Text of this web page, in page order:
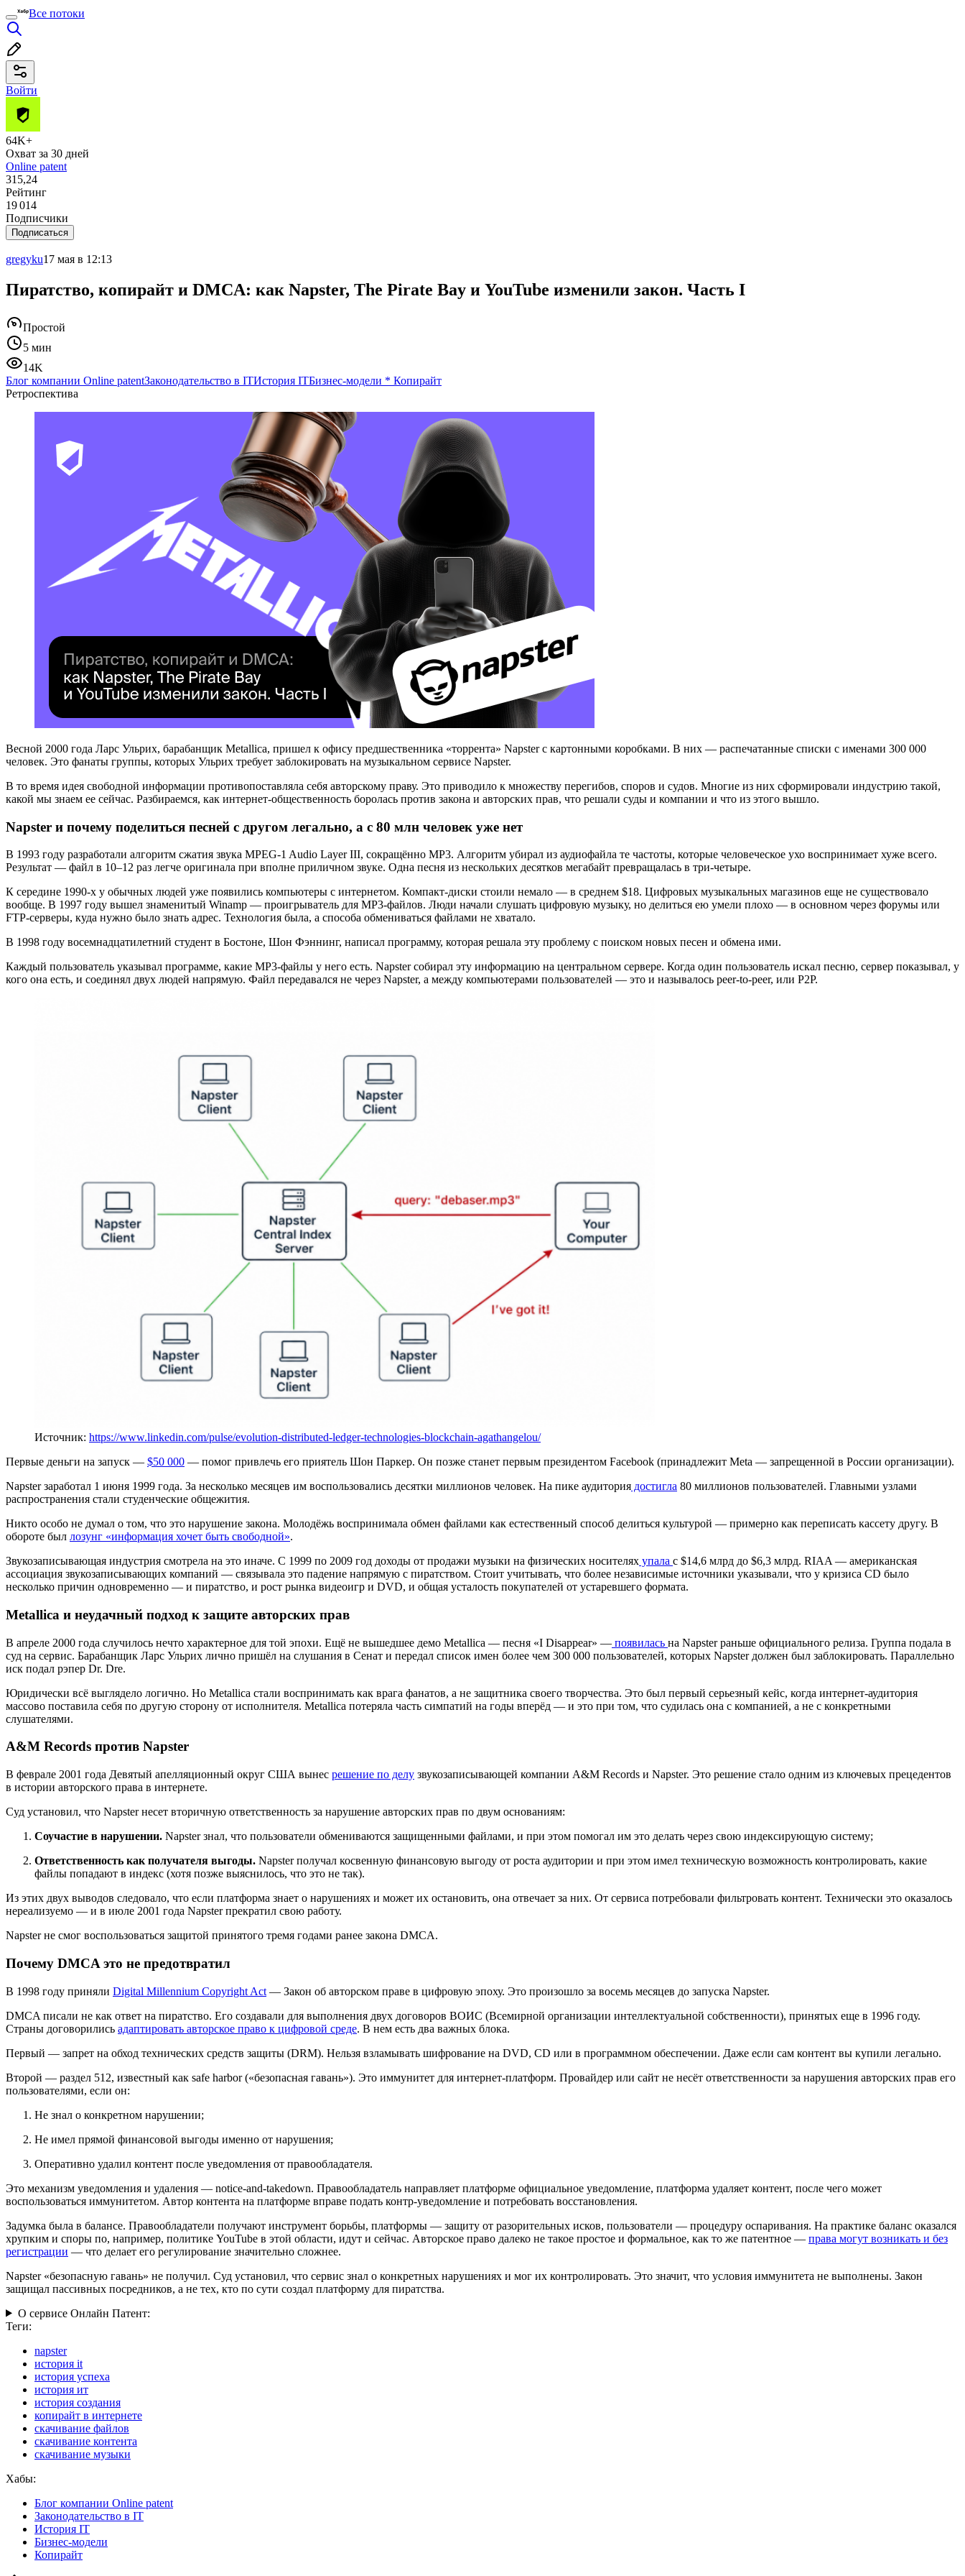
Все потоки
Войти
64K+
Охват за 30 дней
Online patent
315,24
Рейтинг
19 014
Подписчики
Подписаться
gregyku17 мая в 12:13
Пиратство, копирайт и DMCA: как Napster, The Pirate Bay и YouTube изменили закон. Часть I
Простой
5 мин
14K
Блог компании Online patentЗаконодательство в ITИстория ITБизнес-модели * Копирайт
Ретроспектива
Весной 2000 года Ларс Ульрих, барабанщик Metallica, пришел к офису предшественника «торрента» Napster с картонными коробками. В них — распечатанные списки с именами 300 000
человек. Это фанаты группы, которых Ульрих требует заблокировать на музыкальном сервисе Napster.
В то время идея свободной информации противопоставляла себя авторскому праву. Это приводило к множеству перегибов, споров и судов. Многие из них сформировали индустрию такой,
какой мы знаем ее сейчас. Разбираемся, как интернет-общественность боролась против закона и авторских прав, что решали суды и компании и что из этого вышло.
Napster и почему поделиться песней с другом легально, а с 80 млн человек уже нет
В 1993 году разработали алгоритм сжатия звука MPEG-1 Audio Layer III, сокращённо MP3. Алгоритм убирал из аудиофайла те частоты, которые человеческое ухо воспринимает хуже всего.
Результат — файл в 10–12 раз легче оригинала при вполне приличном звуке. Одна песня из нескольких десятков мегабайт превращалась в три-четыре.
К середине 1990-х у обычных людей уже появились компьютеры с интернетом. Компакт-диски стоили немало — в среднем $18. Цифровых музыкальных магазинов еще не существовало
вообще. В 1997 году вышел знаменитый Winamp — проигрыватель для MP3-файлов. Люди начали слушать цифровую музыку, но делиться ею умели плохо — в основном через форумы или
FTP-серверы, куда нужно было знать адрес. Технология была, а способа обмениваться файлами не хватало.
В 1998 году восемнадцатилетний студент в Бостоне, Шон Фэннинг, написал программу, которая решала эту проблему с поиском новых песен и обмена ими.
Каждый пользователь указывал программе, какие MP3-файлы у него есть. Napster собирал эту информацию на центральном сервере. Когда один пользователь искал песню, сервер показывал, у
кого она есть, и соединял двух людей напрямую. Файл передавался не через Napster, а между компьютерами пользователей — это и называлось peer-to-peer, или P2P.
Источник: https://www.linkedin.com/pulse/evolution-distributed-ledger-technologies-blockchain-agathangelou/
Первые деньги на запуск — $50 000 — помог привлечь его приятель Шон Паркер. Он позже станет первым президентом Facebook (принадлежит Meta — запрещенной в России организации).
Napster заработал 1 июня 1999 года. За несколько месяцев им воспользовались десятки миллионов человек. На пике аудитория достигла 80 миллионов пользователей. Главными узлами
распространения стали студенческие общежития.
Никто особо не думал о том, что это нарушение закона. Молодёжь воспринимала обмен файлами как естественный способ делиться культурой — примерно как переписать кассету другу. В
обороте был лозунг «информация хочет быть свободной».
Звукозаписывающая индустрия смотрела на это иначе. С 1999 по 2009 год доходы от продажи музыки на физических носителях упала с $14,6 млрд до $6,3 млрд. RIAA — американская
ассоциация звукозаписывающих компаний — связывала это падение напрямую с пиратством. Стоит учитывать, что более независимые источники указывали, что у кризиса CD было
несколько причин одновременно — и пиратство, и рост рынка видеоигр и DVD, и общая усталость покупателей от устаревшего формата.
Metallica и неудачный подход к защите авторских прав
В апреле 2000 года случилось нечто характерное для той эпохи. Ещё не вышедшее демо Metallica — песня «I Disappear» — появилась на Napster раньше официального релиза. Группа подала в
суд на сервис. Барабанщик Ларс Ульрих лично пришёл на слушания в Сенат и передал список имен более чем 300 000 пользователей, которых Napster должен был заблокировать. Параллельно
иск подал рэпер Dr. Dre.
Юридически всё выглядело логично. Но Metallica стали воспринимать как врага фанатов, а не защитника своего творчества. Это был первый серьезный кейс, когда интернет-аудитория
массово поставила себя по другую сторону от исполнителя. Metallica потеряла часть симпатий на годы вперёд — и это при том, что судилась она с компанией, а не с конкретными
слушателями.
A&M Records против Napster
В феврале 2001 года Девятый апелляционный округ США вынес решение по делу звукозаписывающей компании A&M Records и Napster. Это решение стало одним из ключевых прецедентов
в истории авторского права в интернете.
Суд установил, что Napster несет вторичную ответственность за нарушение авторских прав по двум основаниям:
Соучастие в нарушении. Napster знал, что пользователи обмениваются защищенными файлами, и при этом помогал им это делать через свою индексирующую систему;
Ответственность как получателя выгоды. Napster получал косвенную финансовую выгоду от роста аудитории и при этом имел техническую возможность контролировать, какие
файлы попадают в индекс (хотя позже выяснилось, что это не так).
Из этих двух выводов следовало, что если платформа знает о нарушениях и может их остановить, она отвечает за них. От сервиса потребовали фильтровать контент. Технически это оказалось
нереализуемо — и в июле 2001 года Napster прекратил свою работу.
Napster не смог воспользоваться защитой принятого тремя годами ранее закона DMCA.
Почему DMCA это не предотвратил
В 1998 году приняли Digital Millennium Copyright Act — Закон об авторском праве в цифровую эпоху. Это произошло за восемь месяцев до запуска Napster.
DMCA писали не как ответ на пиратство. Его создавали для выполнения двух договоров ВОИС (Всемирной организации интеллектуальной собственности), принятых еще в 1996 году.
Страны договорились адаптировать авторское право к цифровой среде. В нем есть два важных блока.
Первый — запрет на обход технических средств защиты (DRM). Нельзя взламывать шифрование на DVD, CD или в программном обеспечении. Даже если сам контент вы купили легально.
Второй — раздел 512, известный как safe harbor («безопасная гавань»). Это иммунитет для интернет-платформ. Провайдер или сайт не несёт ответственности за нарушения авторских прав его
пользователями, если он:
Не знал о конкретном нарушении;
Не имел прямой финансовой выгоды именно от нарушения;
Оперативно удалил контент после уведомления от правообладателя.
Это механизм уведомления и удаления — notice-and-takedown. Правообладатель направляет платформе официальное уведомление, платформа удаляет контент, после чего может
воспользоваться иммунитетом. Автор контента на платформе вправе подать контр-уведомление и потребовать восстановления.
Задумка была в балансе. Правообладатели получают инструмент борьбы, платформы — защиту от разорительных исков, пользователи — процедуру оспаривания. На практике баланс оказался
хрупким и споры по, например, политике YouTube в этой области, идут и сейчас. Авторское право далеко не такое простое и формальное, как то же патентное — права могут возникать и без
регистрации — что делает его регулирование значительно сложнее.
Napster «безопасную гавань» не получил. Суд установил, что сервис знал о конкретных нарушениях и мог их контролировать. Это значит, что условия иммунитета не выполнены. Закон
защищал пассивных посредников, а не тех, кто по сути создал платформу для пиратства.
О сервисе Онлайн Патент:
Теги:
napster
история it
история успеха
история ит
история создания
копирайт в интернете
скачивание файлов
скачивание контента
скачивание музыки
Хабы:
Блог компании Online patent
Законодательство в IT
История IT
Бизнес-модели
Копирайт